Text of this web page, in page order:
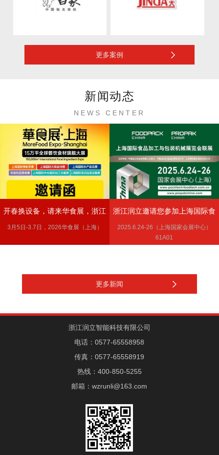
更多案例
新闻动态
NEWS CENTER
开春换设备，请来华食展，浙江
润立邀请您参加上海华食展3.5-
3月5日-3.7日，2026华食展（上海）
浙江润立邀请您参加上海国际食
品加工与包装机械展览会联展
2025.6.24-26（上海国家会展中心）
61A01
更多新闻
浙江润立智能科技有限公司
电话：0577-65558958
传真：0577-65558919
热线：400-850-5255
邮箱：wzrunli@163.com